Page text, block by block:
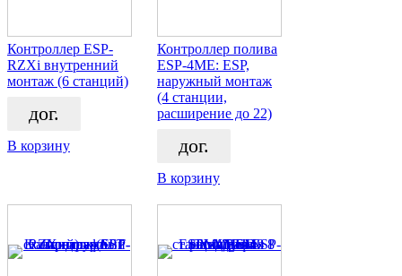
Контроллер ESP-
RZXi внутренний
монтаж (6 станций)
дог.
В корзину
Контроллер полива
ESP-4ME: ESP,
наружный монтаж
(4 станции,
расширение до 22)
дог.
В корзину